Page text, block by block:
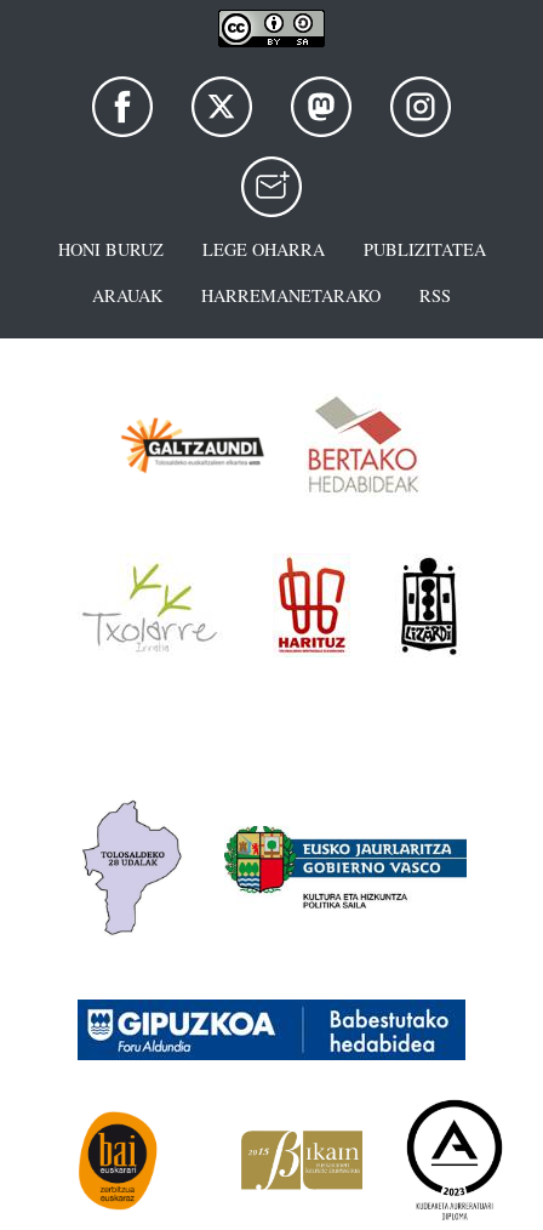
HONI BURUZ LEGE OHARRA
PUBLIZITATEA
ARAUAK
HARREMANETARAKO RSS